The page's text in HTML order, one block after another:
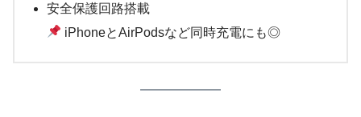
安全保護回路搭載
iPhoneとAirPodsなど同時充電にも◎